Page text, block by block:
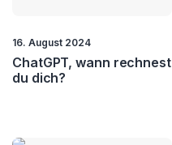
16. August 2024
ChatGPT, wann rechnest
du dich?